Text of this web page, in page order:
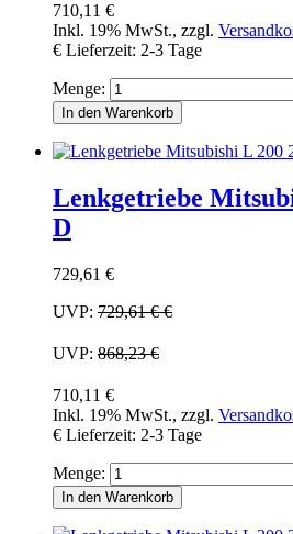
710,11 €
Inkl. 19% MwSt., zzgl.
€ Lieferzeit: 2-3 Tage
Menge:
In den Warenkorb
Lenkgetriebe
D
729,61 €
UVP: 729,61 €€
UVP: 868,23 €
710,11 €
Inkl. 19% MwSt., zzgl.
€ Lieferzeit: 2-3 Tage
Menge:
In den Warenkorb